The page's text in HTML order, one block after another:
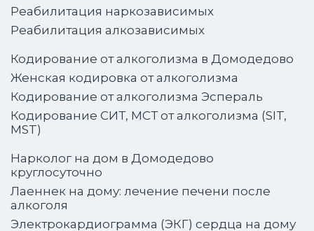
Реабилитация наркозависимых
Реабилитация алкозависимых
Кодирование от алкоголизма в Домодедово
Женская кодировка от алкоголизма
Кодирование от алкоголизма Эспераль
Кодирование СИТ, МСТ от алкоголизма (SIT,
MST)
Нарколог на дом в Домодедово
круглосуточно
Лаеннек на дому: лечение печени после
алкоголя
Электрокардиограмма (ЭКГ) сердца на дому